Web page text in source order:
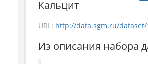
Кальцит
URL: http://data.sgm.ru/dataset/17744eed-27fa-4a9a-bc72-4e657fa570af/resource/55635941-ed51-477f-8ce3-
Из описания набора